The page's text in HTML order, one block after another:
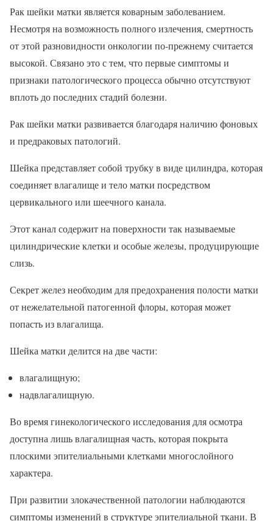
Рак шейки матки является коварным заболеванием.
Несмотря на возможность полного излечения, смертность
от этой разновидности онкологии по-прежнему считается
высокой. Связано это с тем, что первые симптомы и
признаки патологического процесса обычно отсутствуют
вплоть до последних стадий болезни.
Рак шейки матки развивается благодаря наличию фоновых
и предраковых патологий.
Шейка представляет собой трубку в виде цилиндра, которая
соединяет влагалище и тело матки посредством
цервикального или шеечного канала.
Этот канал содержит на поверхности так называемые
цилиндрические клетки и особые железы, продуцирующие
слизь.
Секрет желез необходим для предохранения полости матки
от нежелательной патогенной флоры, которая может
попасть из влагалища.
Шейка матки делится на две части:
влагалищную;
надвлагалищную.
Во время гинекологического исследования для осмотра
доступна лишь влагалищная часть, которая покрыта
плоскими эпителиальными клетками многослойного
характера.
При развитии злокачественной патологии наблюдаются
симптомы изменений в структуре эпителиальной ткани. В